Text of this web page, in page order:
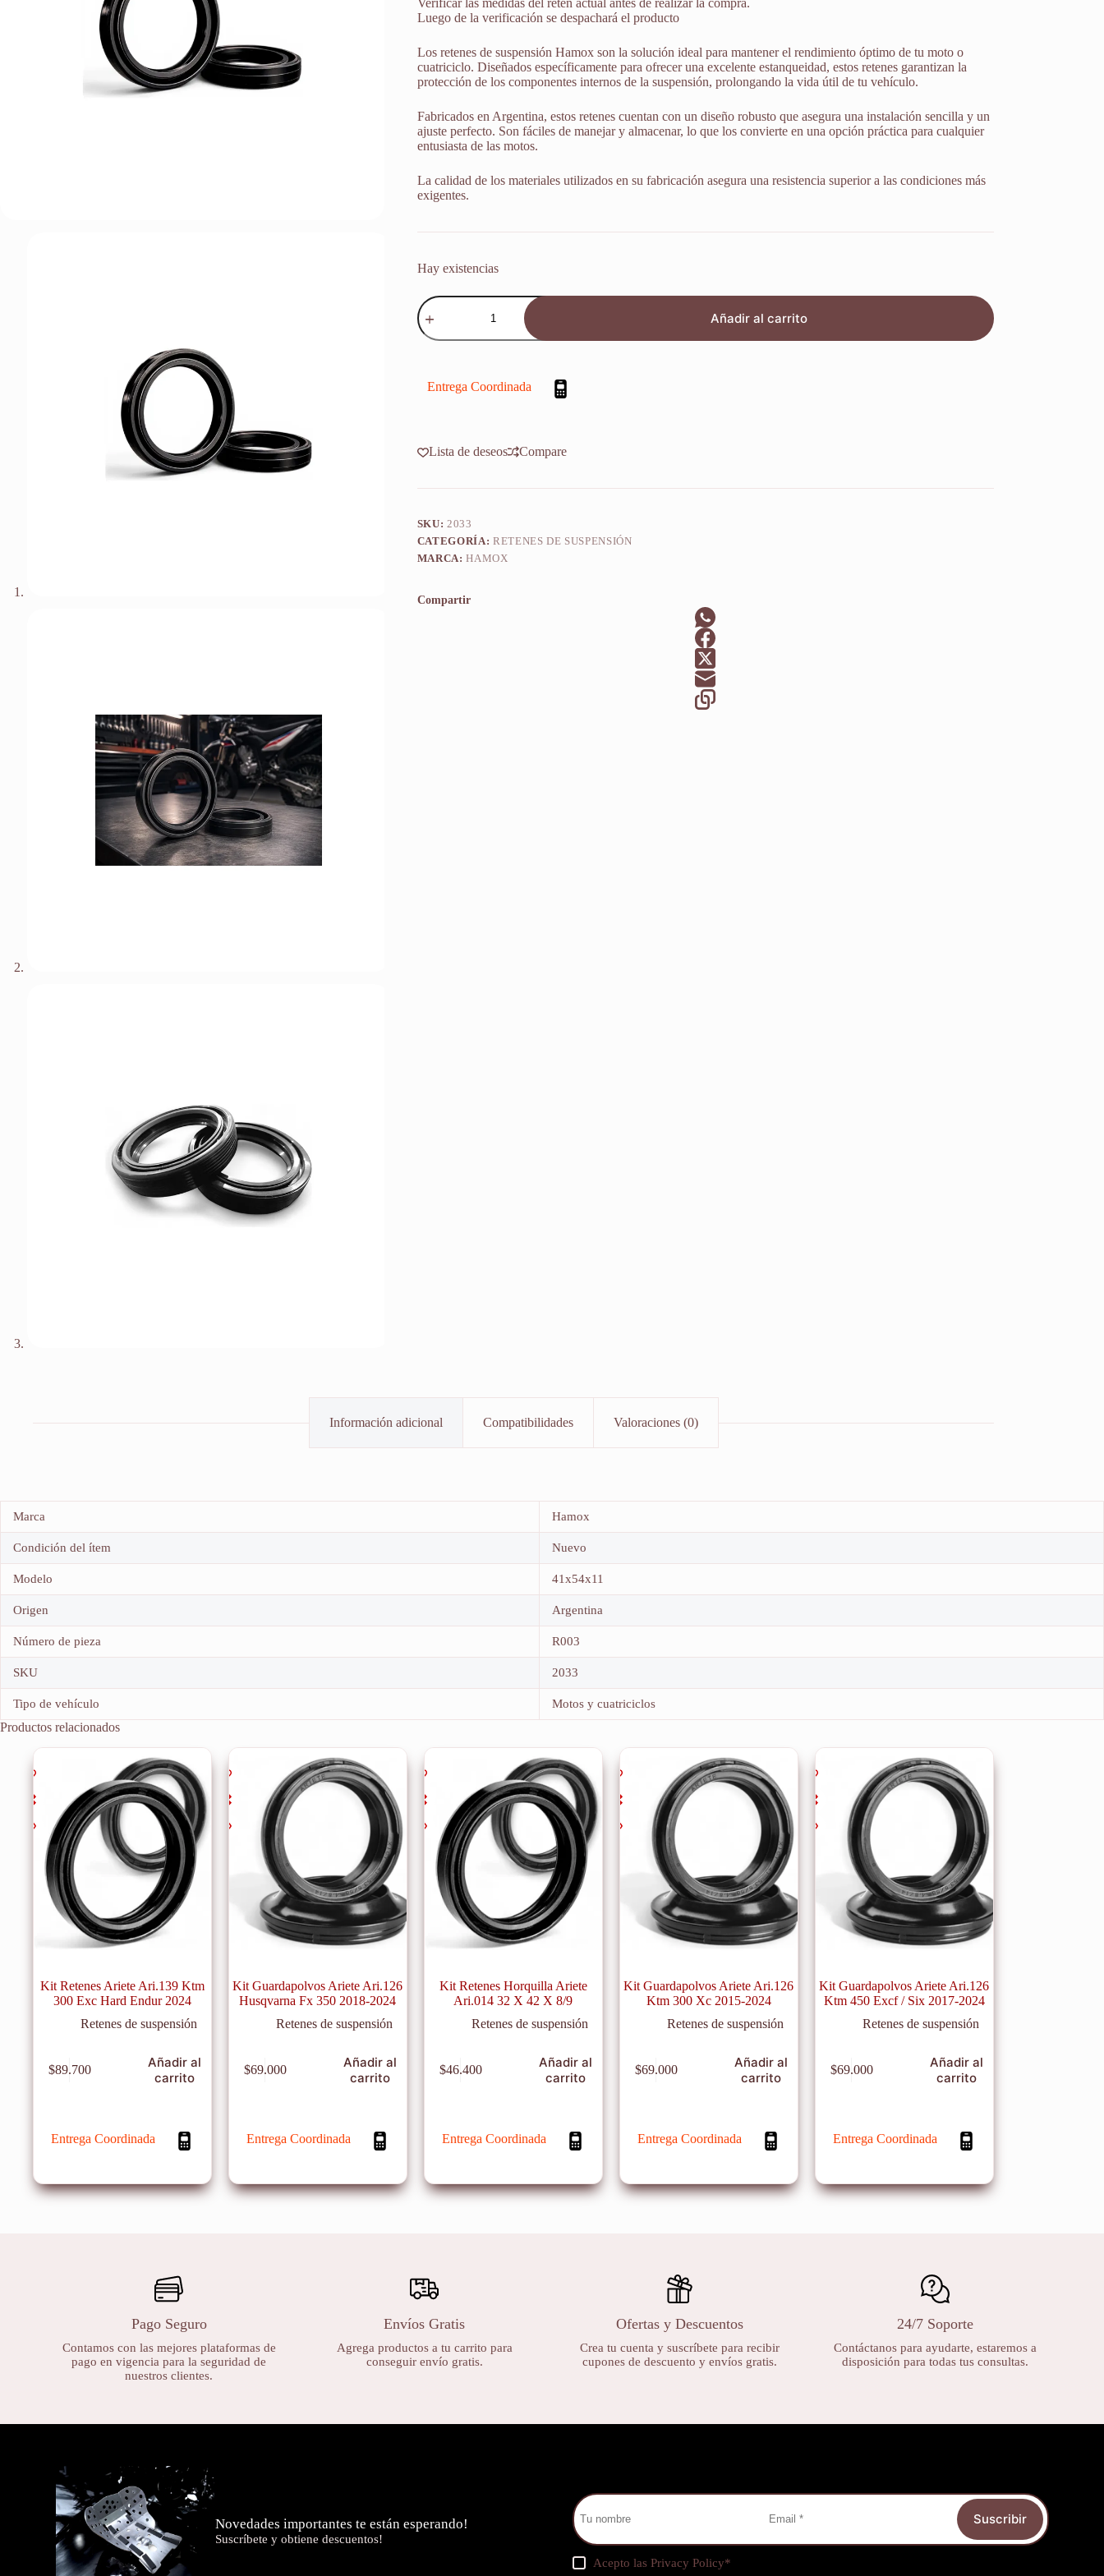
Verificar las medidas del retén actual antes de realizar la compra.
Luego de la verificación se despachará el producto
Los retenes de suspensión Hamox son la solución ideal para mantener el rendimiento óptimo de tu moto o
cuatriciclo. Diseñados específicamente para ofrecer una excelente estanqueidad, estos retenes garantizan la
protección de los componentes internos de la suspensión, prolongando la vida útil de tu vehículo.
Fabricados en Argentina, estos retenes cuentan con un diseño robusto que asegura una instalación sencilla y un
ajuste perfecto. Son fáciles de manejar y almacenar, lo que los convierte en una opción práctica para cualquier
entusiasta de las motos.
La calidad de los materiales utilizados en su fabricación asegura una resistencia superior a las condiciones más
exigentes.
Hay existencias
Retenes
Suspensión
Suzuki
Gsx750f
06
Añadir al carrito
Entrega Coordinada
Lista de deseos Compare
SKU:2033
CATEGORÍA: RETENES DE SUSPENSIÓN
MARCA:HAMOX
Compartir
Información adicional Compatibilidades Valoraciones (0)
Marca Hamox
Condición del ítem Nuevo
Modelo 41x54x11
Origen Argentina
Número de pieza R003
SKU 2033
Tipo de vehículo Motos y cuatriciclos
Productos relacionados
Kit Retenes Ariete Ari.139 Ktm
300 Exc Hard Endur 2024
Retenes de suspensión
$89.700
Añadir al
carrito
Entrega Coordinada
Kit Guardapolvos Ariete Ari.126
Husqvarna Fx 350 2018-2024
Retenes de suspensión
$69.000
Añadir al
carrito
Entrega Coordinada
Kit Retenes Horquilla Ariete
Ari.014 32 X 42 X 8/9
Retenes de suspensión
$46.400
Añadir al
carrito
Entrega Coordinada
Kit Guardapolvos Ariete Ari.126
Ktm 300 Xc 2015-2024
Retenes de suspensión
$69.000
Añadir al
carrito
Entrega Coordinada
Kit Guardapolvos Ariete Ari.126
Ktm 450 Excf / Six 2017-2024
Retenes de suspensión
$69.000
Añadir al
carrito
Entrega Coordinada
Pago Seguro
Contamos con las mejores plataformas de
pago en vigencia para la seguridad de
nuestros clientes.
Envíos Gratis
Agrega productos a tu carrito para
conseguir envío gratis.
Ofertas y Descuentos
Crea tu cuenta y suscríbete para recibir
cupones de descuento y envíos gratis.
24/7 Soporte
Contáctanos para ayudarte, estaremos a
disposición para todas tus consultas.
Novedades importantes te están esperando!
Suscríbete y obtiene descuentos!
Suscribir
Acepto lasPrivacy Policy*